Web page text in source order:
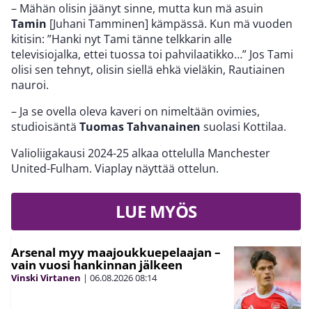
– Mähän olisin jäänyt sinne, mutta kun mä asuin
Tamin [Juhani Tamminen] kämpässä. Kun mä vuoden
kitisin: ”Hanki nyt Tami tänne telkkarin alle
televisiojalka, ettei tuossa toi pahvilaatikko…” Jos Tami
olisi sen tehnyt, olisin siellä ehkä vieläkin, Rautiainen
nauroi.
– Ja se ovella oleva kaveri on nimeltään ovimies,
studioisäntä Tuomas Tahvanainen suolasi Kottilaa.
Valioliigakausi 2024-25 alkaa ottelulla Manchester
United-Fulham. Viaplay näyttää ottelun.
LUE MYÖS
Arsenal myy maajoukkuepelaajan –
vain vuosi hankinnan jälkeen
Vinski Virtanen | 06.08.202608:14